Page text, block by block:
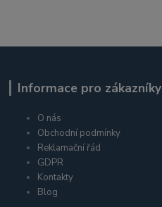
Informace pro zákazníky
O nás
Obchodní podmínky
Reklamační řád
GDPR
Kontakty
Blog